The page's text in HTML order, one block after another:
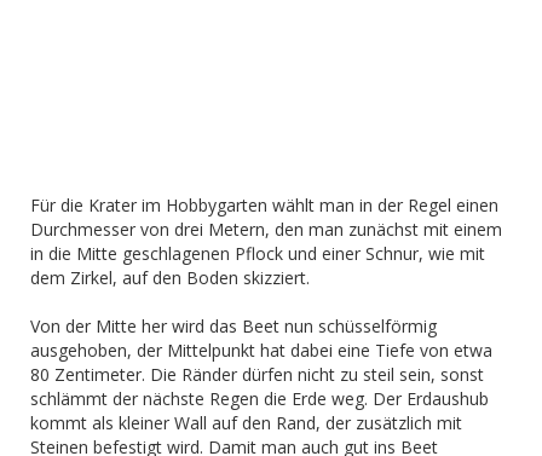
Für die Krater im Hobbygarten wählt man in der Regel einen
Durchmesser von drei Metern, den man zunächst mit einem
in die Mitte geschlagenen Pflock und einer Schnur, wie mit
dem Zirkel, auf den Boden skizziert.
Von der Mitte her wird das Beet nun schüsselförmig
ausgehoben, der Mittelpunkt hat dabei eine Tiefe von etwa
80 Zentimeter. Die Ränder dürfen nicht zu steil sein, sonst
schlämmt der nächste Regen die Erde weg. Der Erdaushub
kommt als kleiner Wall auf den Rand, der zusätzlich mit
Steinen befestigt wird. Damit man auch gut ins Beet